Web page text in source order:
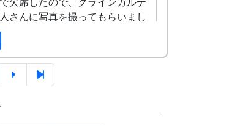
さんに写真を撮ってもらいまし